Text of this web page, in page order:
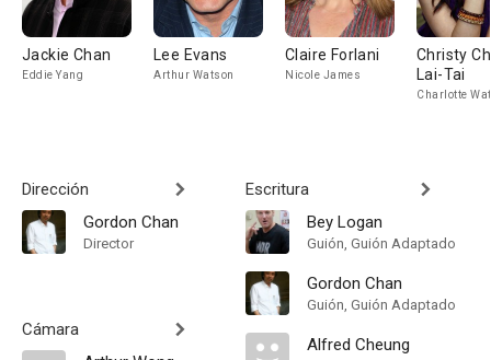
Jackie Chan
Eddie Yang
Lee Evans
Arthur Watson
Claire Forlani
Nicole James
Christy
Lai-Tai
Charlotte
Dirección
Gordon Chan
Director
Cámara
Escritura
Bey Logan
Guión, Guión Adaptado
Gordon Chan
Guión, Guión Adaptado
Alfred Cheung